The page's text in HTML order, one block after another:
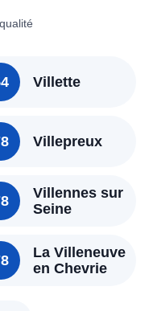
Villette
Villepreux
Villennes sur
Seine
La Villeneuve
en Chevrie